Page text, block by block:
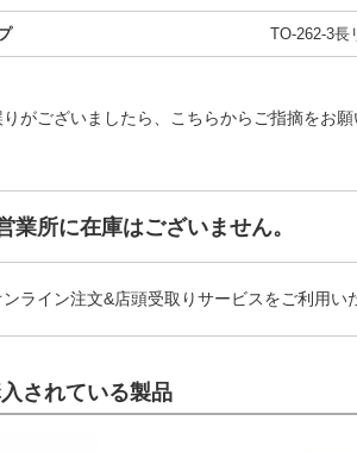
TO-262-3長
がございましたら、こちらからご指摘をお願
業所に在庫はございません。
ライン注文&店頭受取りサービスをご利用い
されている製品